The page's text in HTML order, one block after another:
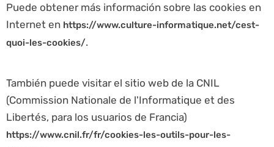
Puede obtener más información sobre las cookies en
Internet en https://www.culture-informatique.net/cest-
quoi-les-cookies/.
También puede visitar el sitio web de la CNIL
(Commission Nationale de l'Informatique et des
Libertés, para los usuarios de Francia)
https://www.cnil.fr/fr/cookies-les-outils-pour-les-